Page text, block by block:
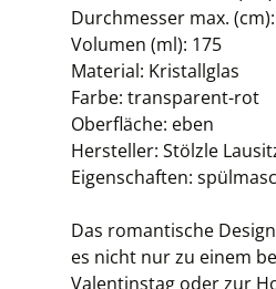
Durchmesser max.
Volumen (ml): 175
Material: Kristallglas
Farbe: transparent-rot
Oberfläche: eben
Hersteller: Stölzle
Eigenschaften:
Das romantische
es nicht nur zu einem
Valentinstag oder zur